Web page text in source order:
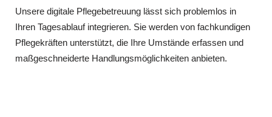
Unsere digitale Pflegebetreuung lässt sich problemlos in
Ihren Tagesablauf integrieren. Sie werden von fachkundigen
Pflegekräften unterstützt, die Ihre Umstände erfassen und
maßgeschneiderte Handlungsmöglichkeiten anbieten.